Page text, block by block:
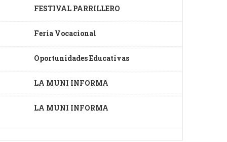
FESTIVAL PARRILLERO
Feria Vocacional
Oportunidades Educativas
LA MUNI INFORMA
LA MUNI INFORMA